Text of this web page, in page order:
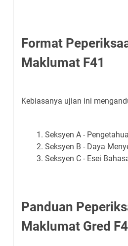
Format
Maklumat F41
Kebiasanya ujian ini
Seksyen A -
Seksyen B - Daya
Seksyen C - Esei
Panduan
Maklumat Gred